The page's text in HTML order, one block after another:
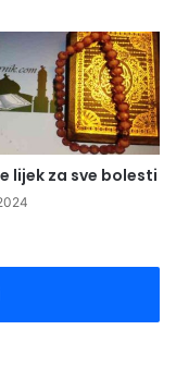
lijek za sve bolesti